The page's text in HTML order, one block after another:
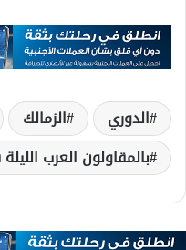
الدوري الزمالك
بالمقاولون العرب